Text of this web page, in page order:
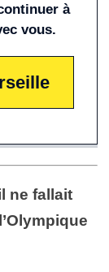
à
vous.
ne fallait